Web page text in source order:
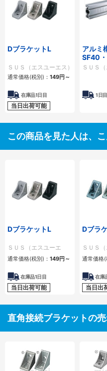
DブラケットL
ＳＵＳ（エスユーエス）
通常価格(税別)： 149円～
在庫品1日目
当日出荷可能
アルミ
SF40
10mm
ＳＵＳ
1日
この商品を見た人は、
DブラケットL
ＳＵＳ（エスユーエ
ス）
通常価格(税別)： 149円～
在庫品1日目
当日出荷可能
Dブラ
ＳＵＳ
ス）
通常価格(
在庫
当日出
直角接続ブラケットの